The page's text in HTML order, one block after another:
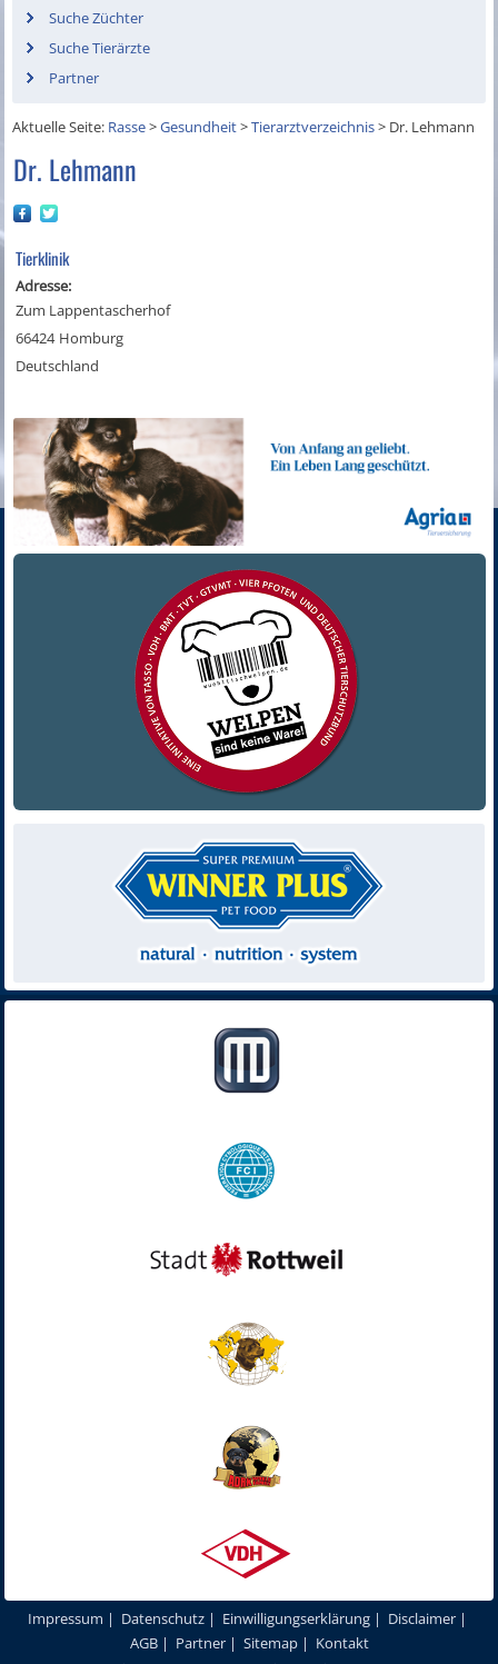
Suche Züchter
Suche Tierärzte
Partner
Aktuelle Seite: Rasse>Gesundheit>Tierarztverzeichnis> Dr. Lehmann
Dr. Lehmann
Tierklinik
Adresse:
Zum Lappentascherhof
66424 Homburg
Deutschland
Impressum | Datenschutz | Einwilligungserklärung | Disclaimer |
AGB| Partner| Sitemap| Kontakt